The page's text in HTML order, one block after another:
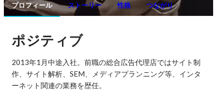
プロフィール ストーリー 性格 つながり
ポジティブ
2013年1月中途入社。前職の総合広告代理店ではサイト制
作、サイト解析、SEM、メディアプランニング等、インタ
ーネット関連の業務を歴任。